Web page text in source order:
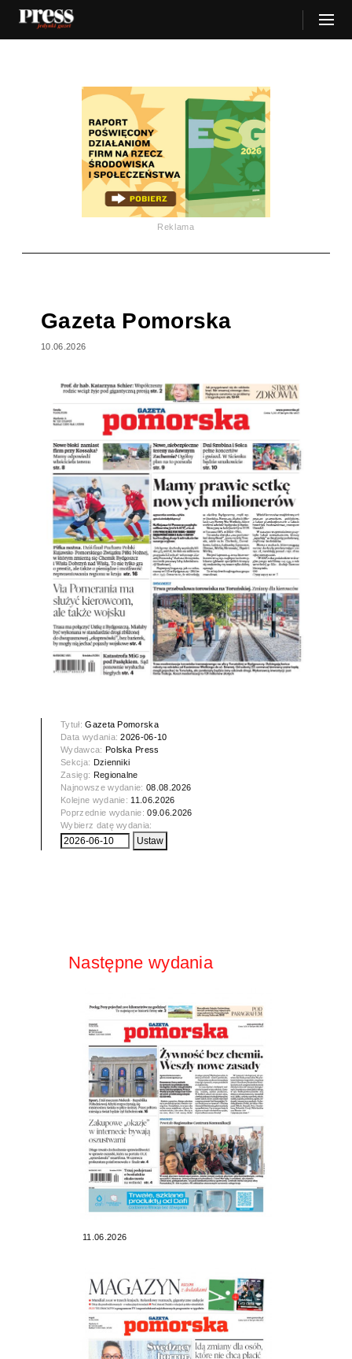
Reklama
Gazeta Pomorska
10.06.2026
Tytuł:Gazeta Pomorska
Data wydania:2026-06-10
Wydawca: Polska Press
Sekcja: Dzienniki
Zasięg: Regionalne
Najnowsze wydanie:08.08.2026
Kolejne wydanie: 11.06.2026
Poprzednie wydanie:09.06.2026
Wybierz datę wydania:
Następne wydania
11.06.2026